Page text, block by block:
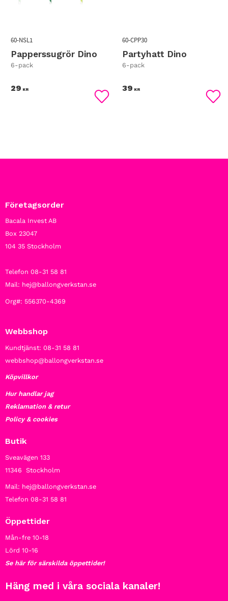
Papperssugrör Dino
6-pack
60-NSL1
29 KR
Lägg till i favoriter
Partyhatt Dino
6-pack
60-CPP30
39 KR
Företagsorder
Bacala Invest AB
Box 23047
104 35 Stockholm
Telefon 08-31 58 81
Mail: hej@ballongverkstan.se
Org#: 556370-4369
Webbshop
Kundtjänst: 08-31 58 81
webbshop@ballongverkstan.se
Köpvillkor
Hur handlar jag
Reklamation & retur
Policy & cookies
Butik
Sveavägen 133
11346 Stockholm
Mail: hej@ballongverkstan.se
Telefon 08-31 58 81
Öppettider
Mån-fre 10-18
Lörd 10-16
Se här för särskilda öppettider!
Häng med i våra sociala kanaler!